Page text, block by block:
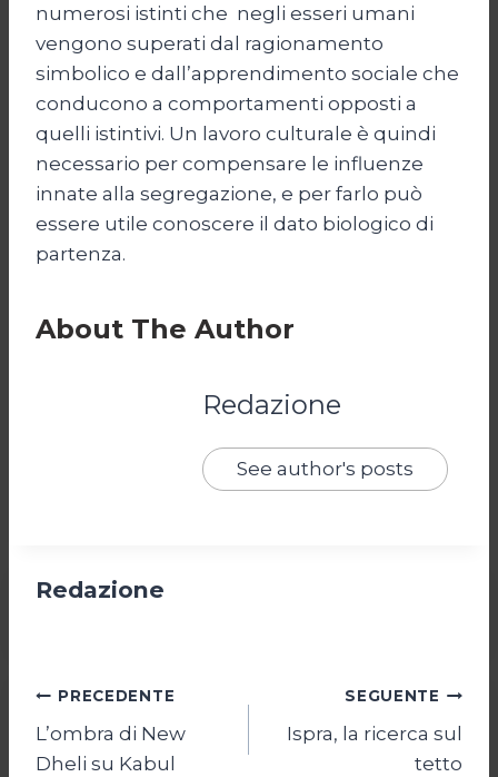
numerosi istinti che negli esseri umani
vengono superati dal ragionamento
simbolico e dall’apprendimento sociale che
conducono a comportamenti opposti a
quelli istintivi. Un lavoro culturale è quindi
necessario per compensare le influenze
innate alla segregazione, e per farlo può
essere utile conoscere il dato biologico di
partenza.
About The Author
Redazione
See author's posts
Redazione
Navigazione
articoli
PRECEDENTE
L’ombra di New
Dheli su Kabul
SEGUENTE
Ispra, la ricerca sul
tetto